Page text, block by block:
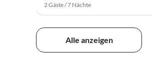
2 Gäste / 7 Nächte
Alle anzeigen